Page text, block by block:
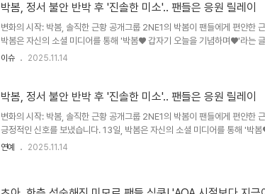
마쳤습니다. 파격적인 스타일링, 한계 없는 변신공개된 화보 속 올데이 프로젝
파격적인 언더웨어 화보부터 청재킷과 청바지를 매치한 데님 코디, 아웃도어
스타일링..
박봄, 정서 불안 반박 후 '진솔한 미소'.. 팬들은 응원 릴레이
변화의 시작: 박봄, 솔직한 근황 공개그룹 2NE1의 박봄이 팬들에게 편안한
박봄은 자신의 소셜 미디어를 통해 '박봄♥ 갑자기 오늘을 기념하며♥'라는
매 차림으로 수수한 모습을 선보이며, 평소 짙은 화장을 즐기던 모습과는 달
8월, 박봄은 건강상의 문제로 활동을 잠시 중단했습니다. 이어서, 지난달에는 ..
이슈 2025.11.14
박봄, 정서 불안 반박 후 '진솔한 미소'.. 팬들은 응원 릴레이
변화의 시작: 박봄, 솔직한 근황 공개그룹 2NE1의 박봄이 팬들에게 편안한
긍정적인 신호를 보냈습니다. 13일, 박봄은 자신의 소셜 미디어를 통해 '박
늘을 기념하며♥'라는 글과 함께 사진을 게시했습니다. 사진 속 박봄은 민소매
연예 2025.11.14